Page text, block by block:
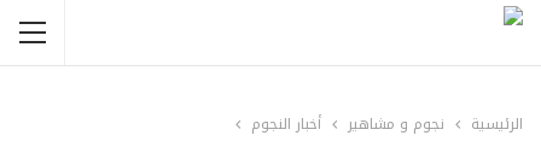
الرئيسية نجوم و مشاهير أخبار النجوم